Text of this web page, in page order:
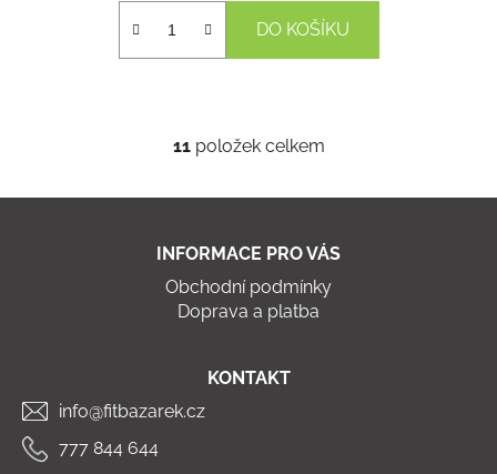
DO KOŠÍKU
O
l
d
a
c
r
11položek celkem
INFORMACE PRO VÁS
Obchodní podmínky
Doprava a platba
KONTAKT
info@fitbazarek.cz
777 844 644